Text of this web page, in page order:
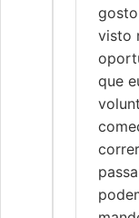
visto
que